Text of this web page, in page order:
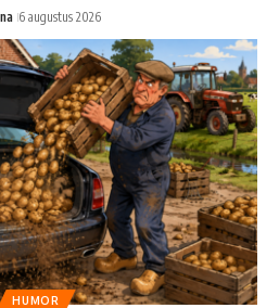
6 augustus 2026
HUMOR